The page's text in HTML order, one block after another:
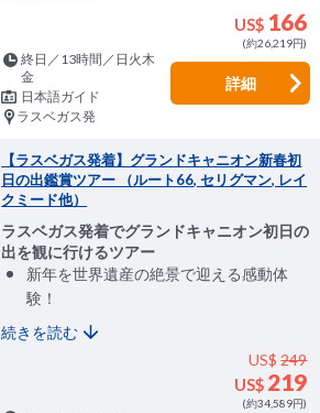
US$ 166
(約26,219円)
終日／13時間／日火木
金
日本語ガイド
ラスベガス発
詳細
【ラスベガス発着】グランドキャニオン新春初
日の出鑑賞ツアー （ルート66, セリグマン, レイ
クミード他）
ラスベガス発着でグランドキャニオン初日の
出を観に行けるツアー
新年を世界遺産の絶景で迎える感動体
験！
続きを読む
US$249
US$ 219
(約34,589円)